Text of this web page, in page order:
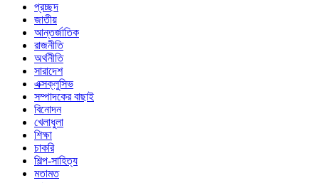
প্রচ্ছদ
জাতীয়
আন্তর্জাতিক
রাজনীতি
অর্থনীতি
সারাদেশ
এক্সক্লুসিভ
সম্পাদকের বাছাই
বিনোদন
খেলাধুলা
শিক্ষা
চাকরি
শিল্প-সাহিত্য
মতামত